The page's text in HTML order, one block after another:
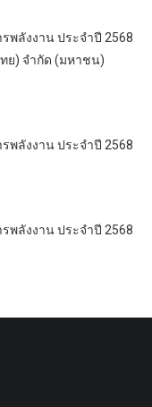
พลังงาน ประจำปี 2568
ทย) จำกัด (มหาชน)
พลังงาน ประจำปี 2568
พลังงาน ประจำปี 2568